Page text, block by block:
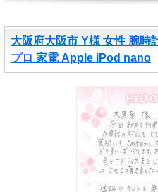
大阪府大阪市 Y様 女性 腕時
プロ 家電 Apple iPod nano